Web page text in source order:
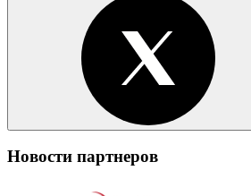
Новости партнеров